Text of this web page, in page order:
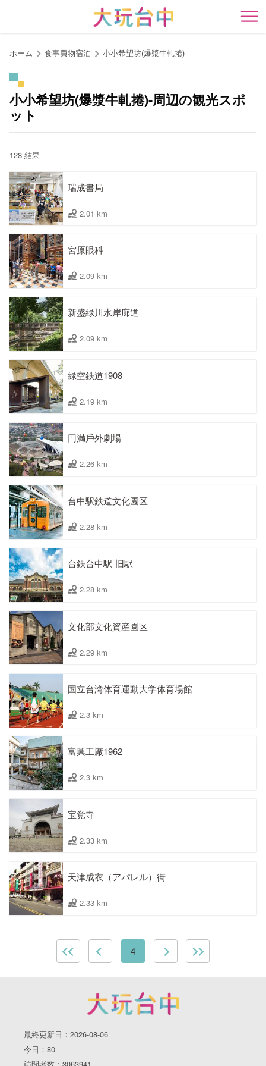
開
ホーム 食事買物宿泊 小小希望坊(爆漿牛軋捲)
小小希望坊(爆漿牛軋捲)-周辺の観光スポ
ット
128 結果
瑞成書局
2.01 km
宮原眼科
2.09 km
新盛緑川水岸廊道
2.09 km
緑空鉄道1908
2.19 km
円満戶外劇場
2.26 km
台中駅鉄道文化園区
2.28 km
台鉄台中駅ˍ旧駅
2.28 km
文化部文化資産園区
2.29 km
国立台湾体育運動大学体育場館
2.3 km
富興工廠1962
2.3 km
宝覚寺
2.33 km
天津成衣（アパレル）街
2.33 km
4
最終更新日：2026-08-06
今日：80